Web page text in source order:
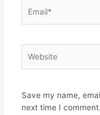
Save my name,
next time I comment.